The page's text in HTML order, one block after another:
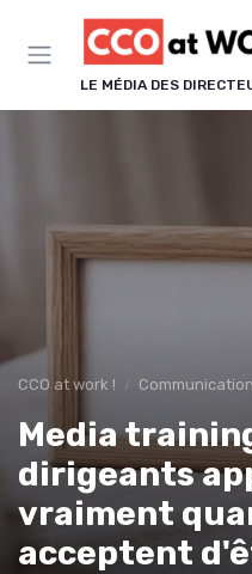
LE MÉDIA DES
CCO at work ! Communication
Media
dirigeants
vraiment
acceptent
Panneau de gestion des